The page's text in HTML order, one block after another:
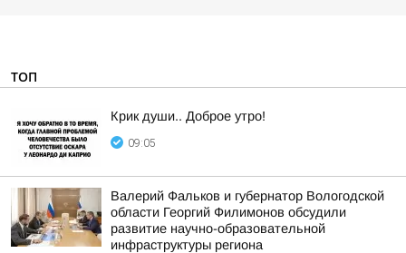
ТОП
Крик души.. Доброе утро!
09:05
Валерий Фальков и губернатор Вологодской
области Георгий Филимонов обсудили
развитие научно-образовательной
инфраструктуры региона